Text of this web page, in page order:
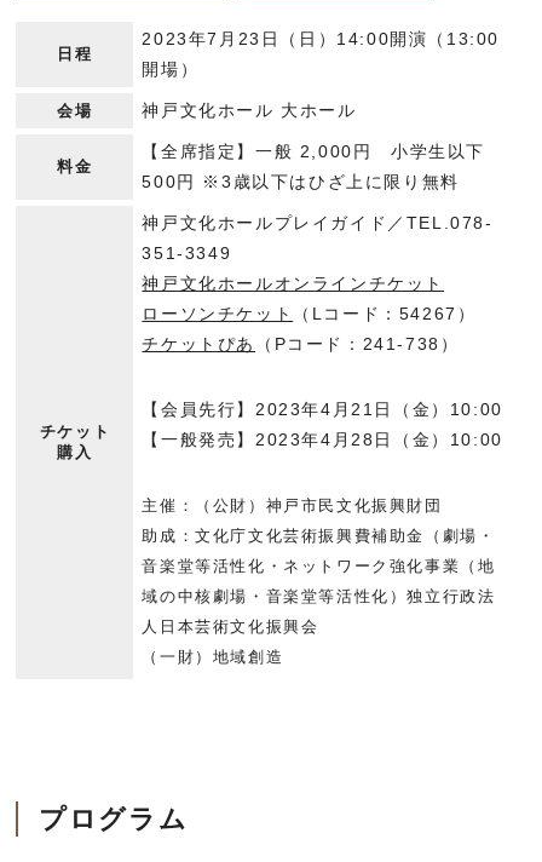
日程
2023年7月23日（日）14:00開演（13:00
開場）
会場 神戸文化ホール 大ホール
料金
【全席指定】一般 2,000円 小学生以下
500円 ※3歳以下はひざ上に限り無料
チケット
購入
神戸文化ホールプレイガイド／ TEL.078-
351-3349
神戸文化ホールオンラインチケット
ローソンチケット
（Lコード：54267）
チケットぴあ
（Pコード：241-738）
【会員先行】2023年4月21日（金）10:00
【一般発売】2023年4月28日（金）10:00
主催：（公財）神戸市民文化振興財団
助成：文化庁文化芸術振興費補助金（劇場・
音楽堂等活性化・ネットワーク強化事業（地
域の中核劇場・音楽堂等活性化）独立行政法
人日本芸術文化振興会
（一財）地域創造
プログラム